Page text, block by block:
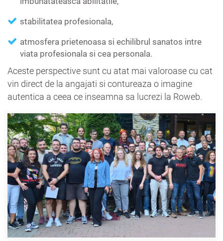
stabilitatea profesionala,
atmosfera prietenoasa si echilibrul sanatos intre
viata profesionala si cea personala.
Aceste perspective sunt cu atat mai valoroase cu cat
vin direct de la angajati si contureaza o imagine
autentica a ceea ce inseamna sa lucrezi la Roweb.